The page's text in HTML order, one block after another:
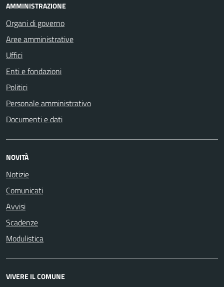
AMMINISTRAZIONE
Organi di governo
Aree amministrative
Uffici
Enti e fondazioni
Politici
Personale amministrativo
Documenti e dati
NOVITÀ
Notizie
Comunicati
Avvisi
Scadenze
Modulistica
VIVERE IL COMUNE